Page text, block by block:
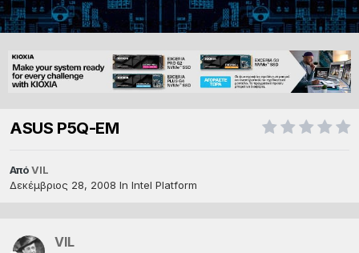
ASUS P5Q-EM
ΑπόVIL
Δεκέμβριος 28, 2008 In Intel Platform
VIL